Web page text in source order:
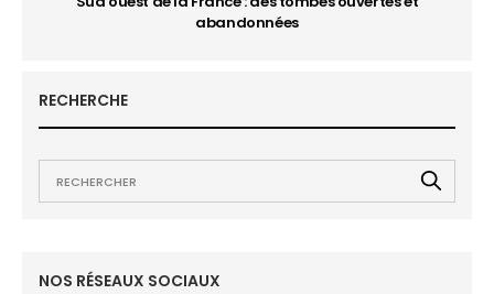
abandonnées
RECHERCHE
NOS RÉSEAUX SOCIAUX